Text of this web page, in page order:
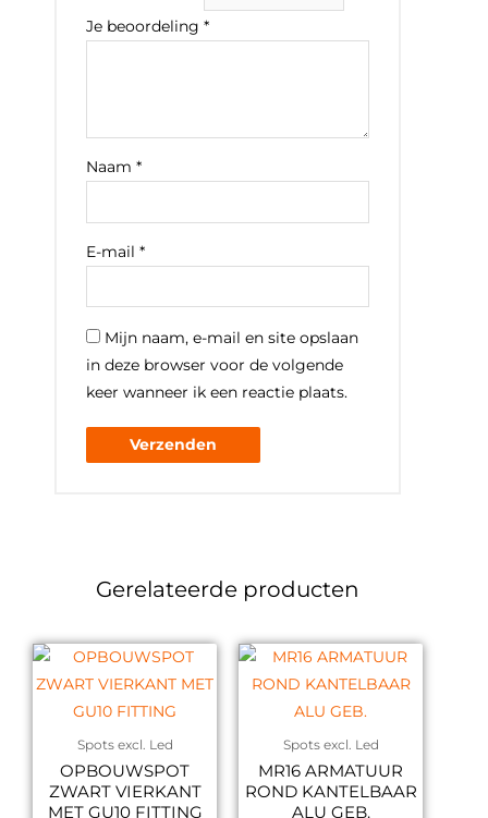
Je beoordeling*
Naam*
E-mail*
Mijn naam, e-mail en site opslaan
in deze browser voor de volgende
keer wanneer ik een reactie plaats.
Gerelateerde producten
Spots excl. Led
OPBOUWSPOT
ZWART VIERKANT
MET GU10 FITTING
Spots excl. Led
MR16 ARMATUUR
ROND KANTELBAAR
ALU GEB.